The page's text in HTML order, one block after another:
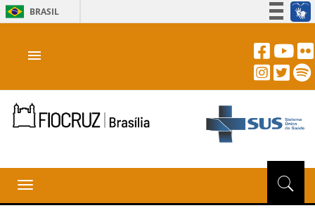
BRASIL
Acesso à informação
Canais
menu
Toggle
navigation